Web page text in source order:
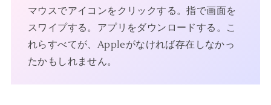
マウスでアイコンをクリックする。指で画面を
スワイプする。アプリをダウンロードする。こ
れらすべてが、Appleがなければ存在しなかっ
たかもしれません。